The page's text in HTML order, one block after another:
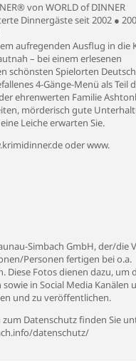
von WORLD of DINNER
Dinnergäste seit 2002 ●
aufregenden Ausflug in die
– bei einem erlesenen
schönsten Spielorten
4-Gänge-Menü als Teil
ehrenwerten Familie
mörderisch gute
Leiche erwarten Sie.
oder www.
Simbach GmbH, der/die
Personen fertigen bei o.a.
Diese Fotos dienen dazu, um
in Social Media Kanälen
und zu veröffentlichen.
Datenschutz finden Sie
datenschutz/